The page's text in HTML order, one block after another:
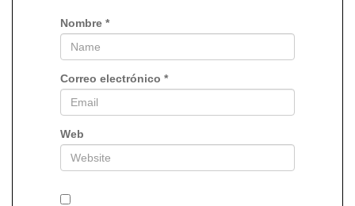
Nombre *
Correo electrónico *
Web